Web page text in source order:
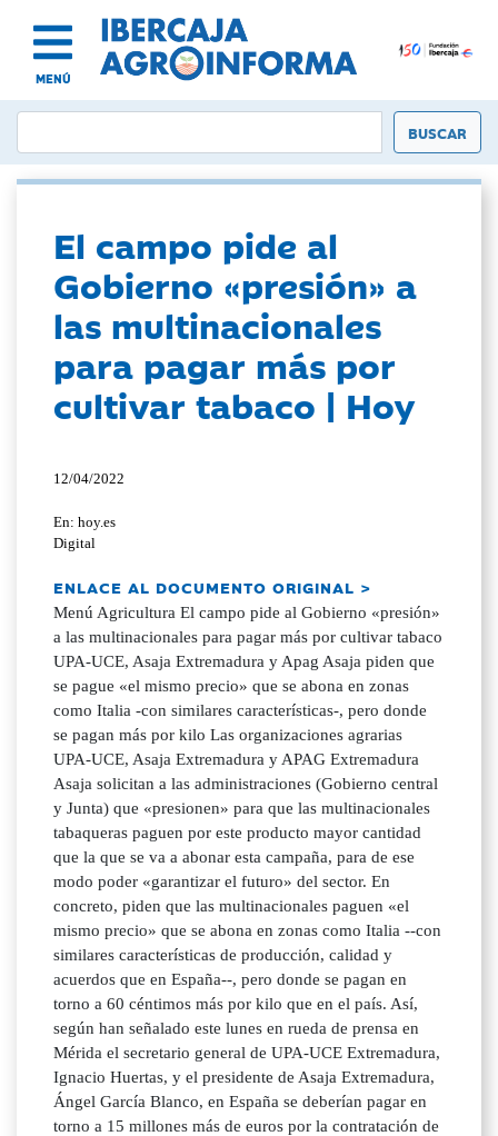
MENÚ
El campo pide al
Gobierno «presión» a
las multinacionales
para pagar más por
cultivar tabaco | Hoy
12/04/2022
En: hoy.es
Digital
ENLACE AL DOCUMENTO ORIGINAL >
Menú Agricultura El campo pide al Gobierno «presión»
a las multinacionales para pagar más por cultivar tabaco
UPA-UCE, Asaja Extremadura y Apag Asaja piden que
se pague «el mismo precio» que se abona en zonas
como Italia -con similares características-, pero donde
se pagan más por kilo Las organizaciones agrarias
UPA-UCE, Asaja Extremadura y APAG Extremadura
Asaja solicitan a las administraciones (Gobierno central
y Junta) que «presionen» para que las multinacionales
tabaqueras paguen por este producto mayor cantidad
que la que se va a abonar esta campaña, para de ese
modo poder «garantizar el futuro» del sector. En
concreto, piden que las multinacionales paguen «el
mismo precio» que se abona en zonas como Italia --con
similares características de producción, calidad y
acuerdos que en España--, pero donde se pagan en
torno a 60 céntimos más por kilo que en el país. Así,
según han señalado este lunes en rueda de prensa en
Mérida el secretario general de UPA-UCE Extremadura,
Ignacio Huertas, y el presidente de Asaja Extremadura,
Ángel García Blanco, en España se deberían pagar en
torno a 15 millones más de euros por la contratación de